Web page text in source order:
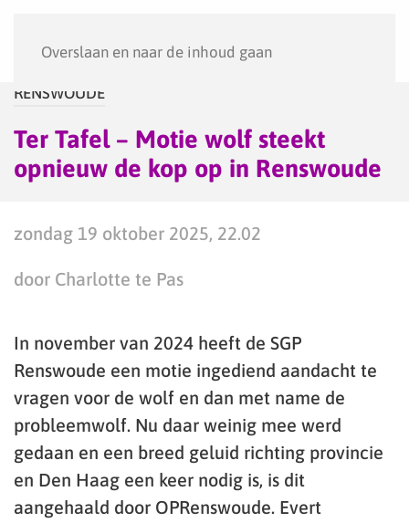
Overslaan en naar de inhoud gaan
RENSWOUDE
Ter Tafel – Motie wolf steekt
opnieuw de kop op in Renswoude
zondag 19 oktober 2025, 22.02
door Charlotte te Pas
In november van 2024 heeft de SGP
Renswoude een motie ingediend aandacht te
vragen voor de wolf en dan met name de
probleemwolf. Nu daar weinig mee werd
gedaan en een breed geluid richting provincie
en Den Haag een keer nodig is, is dit
aangehaald door OPRenswoude. Evert